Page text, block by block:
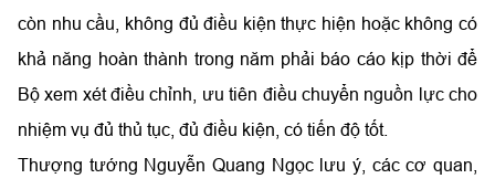
còn nhu cầu, không đủ điều kiện thực hiện hoặc không có
khả năng hoàn thành trong năm phải báo cáo kịp thời để
Bộ xem xét điều chỉnh, ưu tiên điều chuyển nguồn lực cho
nhiệm vụ đủ thủ tục, đủ điều kiện, có tiến độ tốt.
Thượng tướng Nguyễn Quang Ngọc lưu ý, các cơ quan,